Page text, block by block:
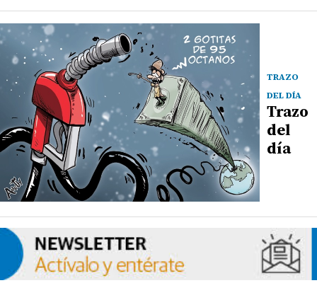
TRAZO
DEL DÍA
Trazo
del
día